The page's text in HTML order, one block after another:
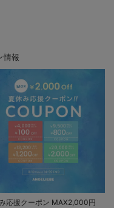
情報
応援クーポン MAX2,000円